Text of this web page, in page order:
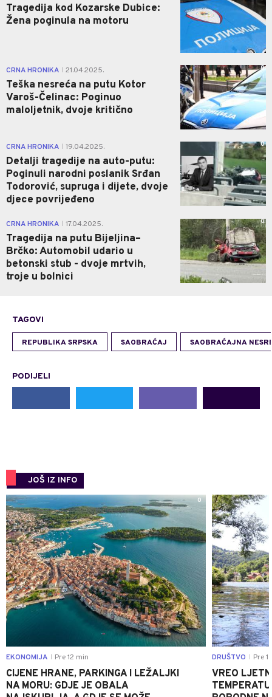
Tragedija kod Kozarske Dubice:
Žena poginula na motoru
CRNA HRONIKA 21.04.2025.
Teška nesreća na putu Kotor
Varoš-Čelinac: Poginuo
maloljetnik, dvoje kritično
0
CRNA HRONIKA 19.04.2025.
Detalji tragedije na auto-putu:
Poginuli narodni poslanik Srđan
Todorović, supruga i dijete, dvoje
djece povrijeđeno
0
CRNA HRONIKA 17.04.2025.
Tragedija na putu Bijeljina–
Brčko: Automobil udario u
betonski stub - dvoje mrtvih,
troje u bolnici
0
TAGOVI
REPUBLIKA SRPSKA SAOBRAĆAJ SAOBRAĆAJNA
PODIJELI
JOŠ IZ INFO
0
EKONOMIJA Pre 12 min
CIJENE HRANE, PARKINGA I LEŽALJKI
NA MORU: GDJE JE OBALA
DRUŠTVO Pre
VREO